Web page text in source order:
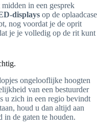
in een gesprek
displays op de oplaadcase
nog voordat je de oprit
je je volledig op de rit kunt
ongelooflijke hoogten
van een bestuurder
u zich in een regio bevindt
houd u dan altijd aan
de gaten te houden.